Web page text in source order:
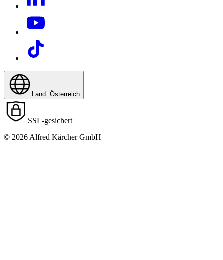
Land: Österreich
SSL-gesichert
© 2026 Alfred Kärcher GmbH